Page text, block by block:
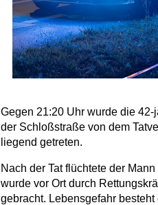
Gegen 21:20 Uhr wurde die
der Schloßstraße von dem
liegend getreten.
Nach der Tat flüchtete der
wurde vor Ort durch
gebracht. Lebensgefahr besteht